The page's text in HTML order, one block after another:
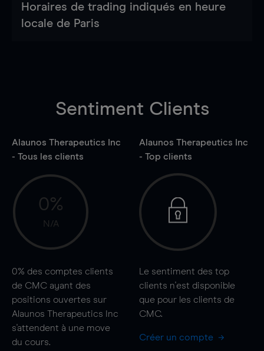
Horaires de trading indiqués en heure
locale de Paris
Sentiment Clients
Alaunos Therapeutics Inc
- Tous les clients
0%
N/A
0% des comptes clients
de CMC ayant des
positions ouvertes sur
Alaunos Therapeutics Inc
s'attendent à une move
du cours.
Alaunos Therapeutics Inc
- Top clients
Le sentiment des top
clients n'est disponible
que pour les clients de
CMC.
Créer un compte